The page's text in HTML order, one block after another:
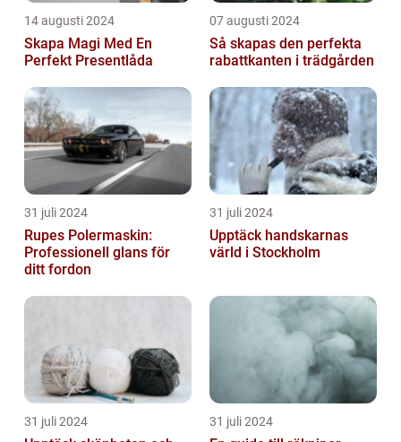
14 augusti 2024
Skapa Magi Med En
Perfekt Presentlåda
07 augusti 2024
Så skapas den perfekta
rabattkanten i trädgården
31 juli 2024
Rupes Polermaskin:
Professionell glans för
ditt fordon
31 juli 2024
Upptäck handskarnas
värld i Stockholm
31 juli 2024 31 juli 2024